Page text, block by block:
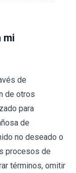
mi
de
de otros
para
de
no deseado o
procesos de
términos, omitir